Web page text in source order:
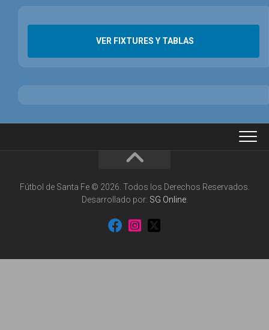
VER FIXTURES Y TABLAS
Fútbol de Santa Fe © 2026. Todos los Derechos Reservados.
Desarrollado por: SG Online.